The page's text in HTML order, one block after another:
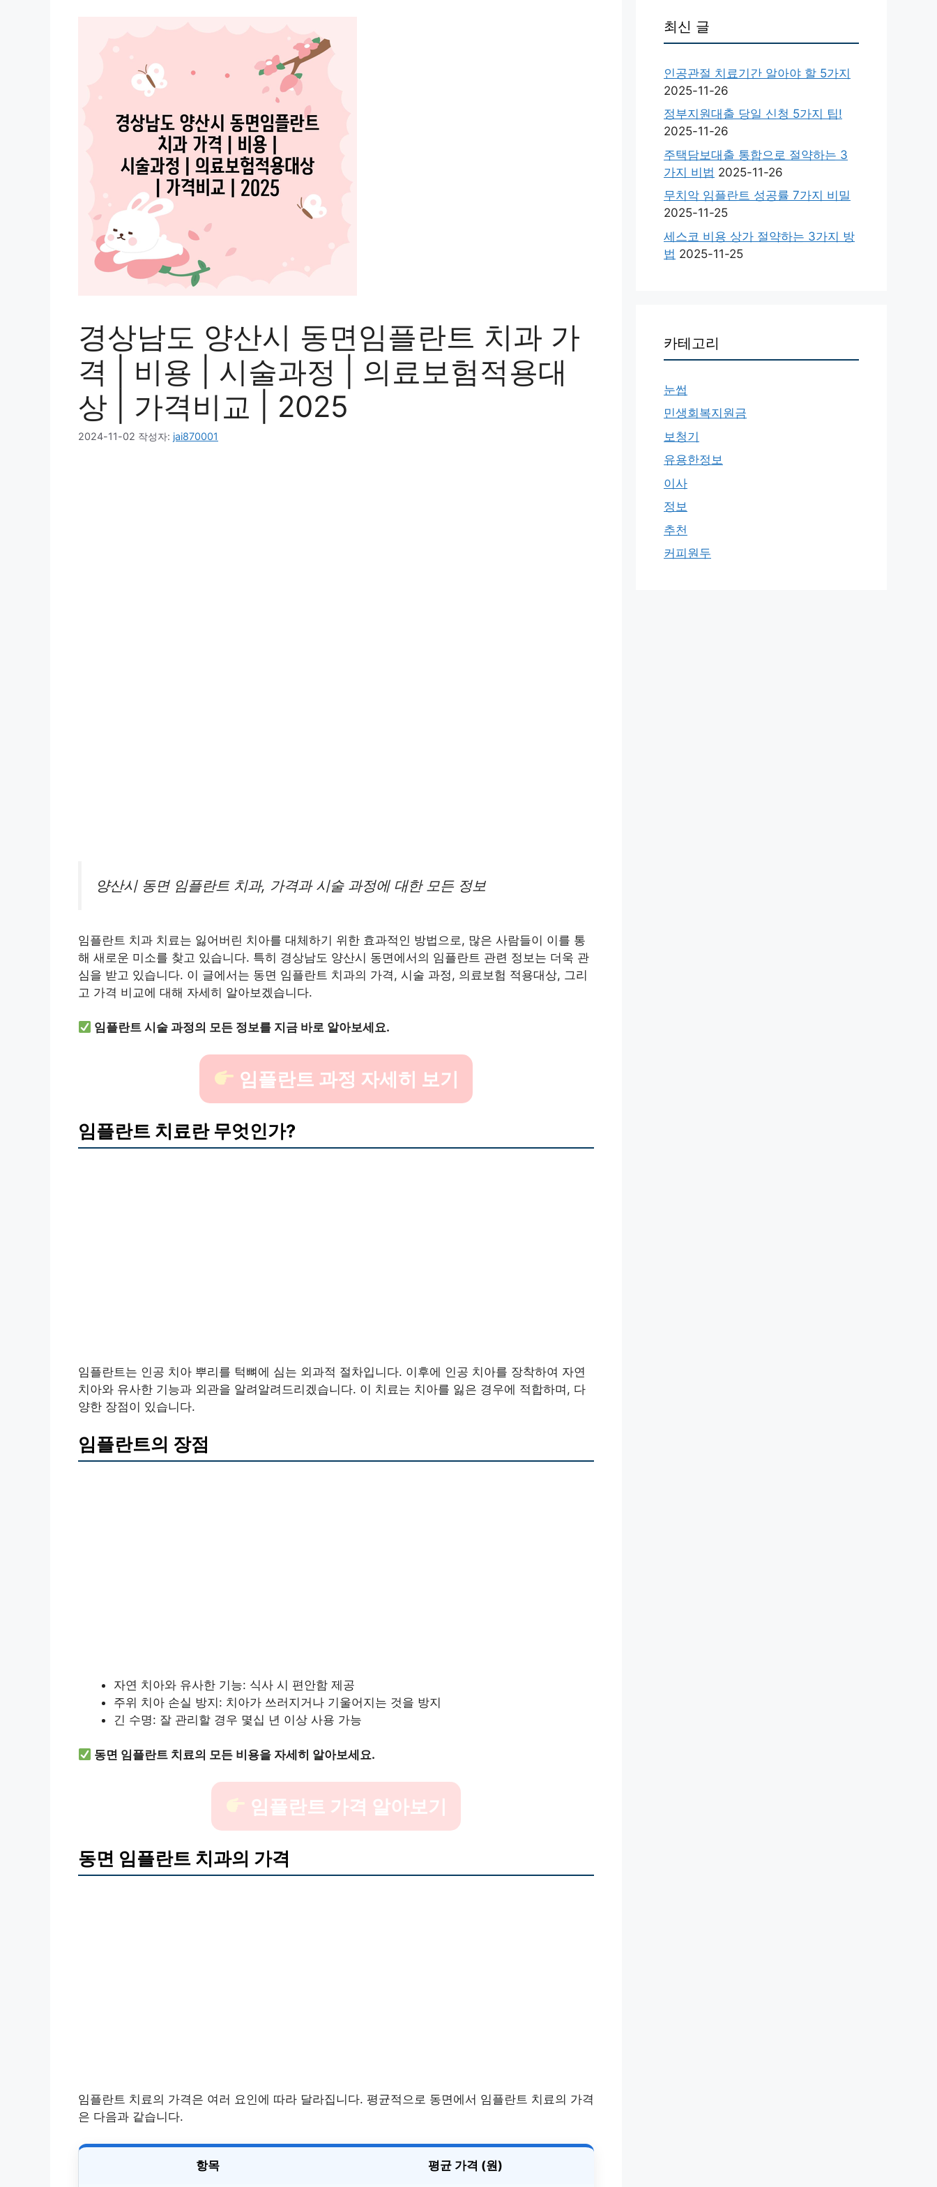
경상남도 양산시 동면임플란트 치과 가
격 | 비용 | 시술과정 | 의료보험적용대
상 | 가격비교 | 2025
2024-11-02 작성자: jai870001
양산시 동면 임플란트 치과, 가격과 시술 과정에 대한 모든 정보
임플란트 치과 치료는 잃어버린 치아를 대체하기 위한 효과적인 방법으로, 많은 사람들이 이를 통
해 새로운 미소를 찾고 있습니다. 특히 경상남도 양산시 동면에서의 임플란트 관련 정보는 더욱 관
심을 받고 있습니다. 이 글에서는 동면 임플란트 치과의 가격, 시술 과정, 의료보험 적용대상, 그리
고 가격 비교에 대해 자세히 알아보겠습니다.
임플란트 시술 과정의 모든 정보를 지금 바로 알아보세요.
임플란트 과정 자세히 보기
임플란트 치료란 무엇인가?
임플란트는 인공 치아 뿌리를 턱뼈에 심는 외과적 절차입니다. 이후에 인공 치아를 장착하여 자연
치아와 유사한 기능과 외관을 알려알려드리겠습니다. 이 치료는 치아를 잃은 경우에 적합하며, 다
양한 장점이 있습니다.
임플란트의 장점
자연 치아와 유사한 기능: 식사 시 편안함 제공
주위 치아 손실 방지: 치아가 쓰러지거나 기울어지는 것을 방지
긴 수명: 잘 관리할 경우 몇십 년 이상 사용 가능
동면 임플란트 치료의 모든 비용을 자세히 알아보세요.
임플란트 가격 알아보기
동면 임플란트 치과의 가격
임플란트 치료의 가격은 여러 요인에 따라 달라집니다. 평균적으로 동면에서 임플란트 치료의 가격
은 다음과 같습니다.
항목 평균 가격 (원)
최신 글
인공관절 치료기간 알아야 할 5가지
2025-11-26
정부지원대출 당일 신청 5가지 팁!
2025-11-26
주택담보대출 통합으로 절약하는 3
가지 비법 2025-11-26
무치악 임플란트 성공률 7가지 비밀
2025-11-25
세스코 비용 상가 절약하는 3가지 방
법 2025-11-25
카테고리
눈썹
민생회복지원금
보청기
유용한정보
이사
정보
추천
커피원두